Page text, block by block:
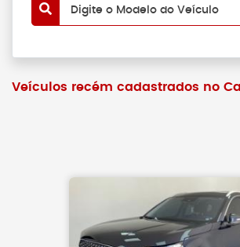
Digite o Modelo do Veículo
Veículos recém cadastrados no